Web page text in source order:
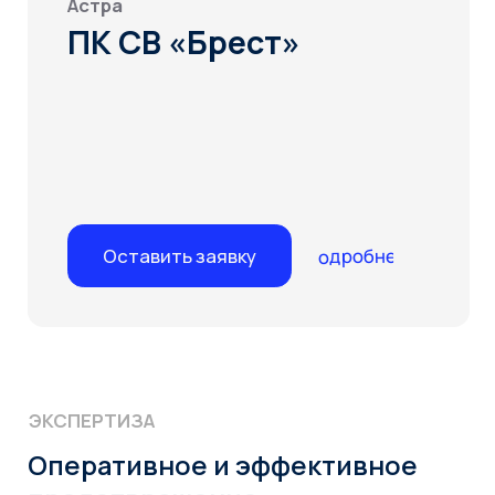
Беремся только за то,
что в состоянии
выполнить
Проектируем,
внедряем,
сопровождаем
География
Практический опыт